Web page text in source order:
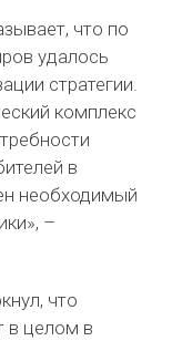
что по
удалось
стратегии.
комплекс
в
необходимый
–
что
в целом в